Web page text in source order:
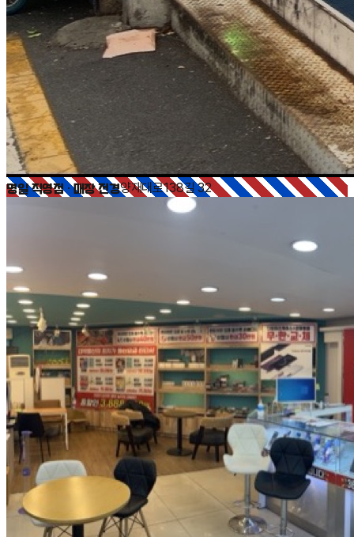
명일 직영점 · 매장 전경양재대로138길 32